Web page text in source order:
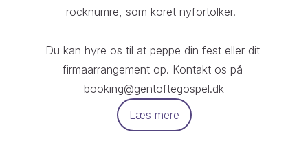
rocknumre, som koret nyfortolker.
Du kan hyre os til at peppe din fest eller dit
booking@gentoftegospel.dk
Læs mere